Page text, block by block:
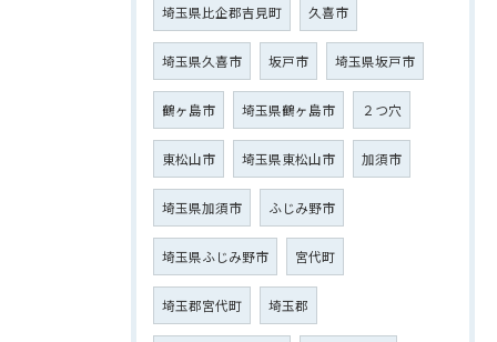
埼玉県比企郡吉見町 久喜市
埼玉県久喜市 坂戸市 埼玉県坂戸市
鶴ヶ島市 埼玉県鶴ヶ島市 ２つ穴
東松山市 埼玉県東松山市 加須市
埼玉県加須市 ふじみ野市
埼玉県ふじみ野市 宮代町
埼玉郡宮代町 埼玉郡